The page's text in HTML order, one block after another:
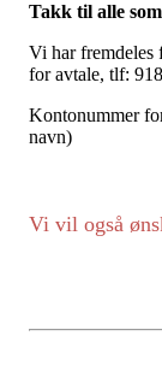
Takk til alle
Vi har fremdeles
for avtale, tlf:
Kontonummer
navn)
Vi vil også